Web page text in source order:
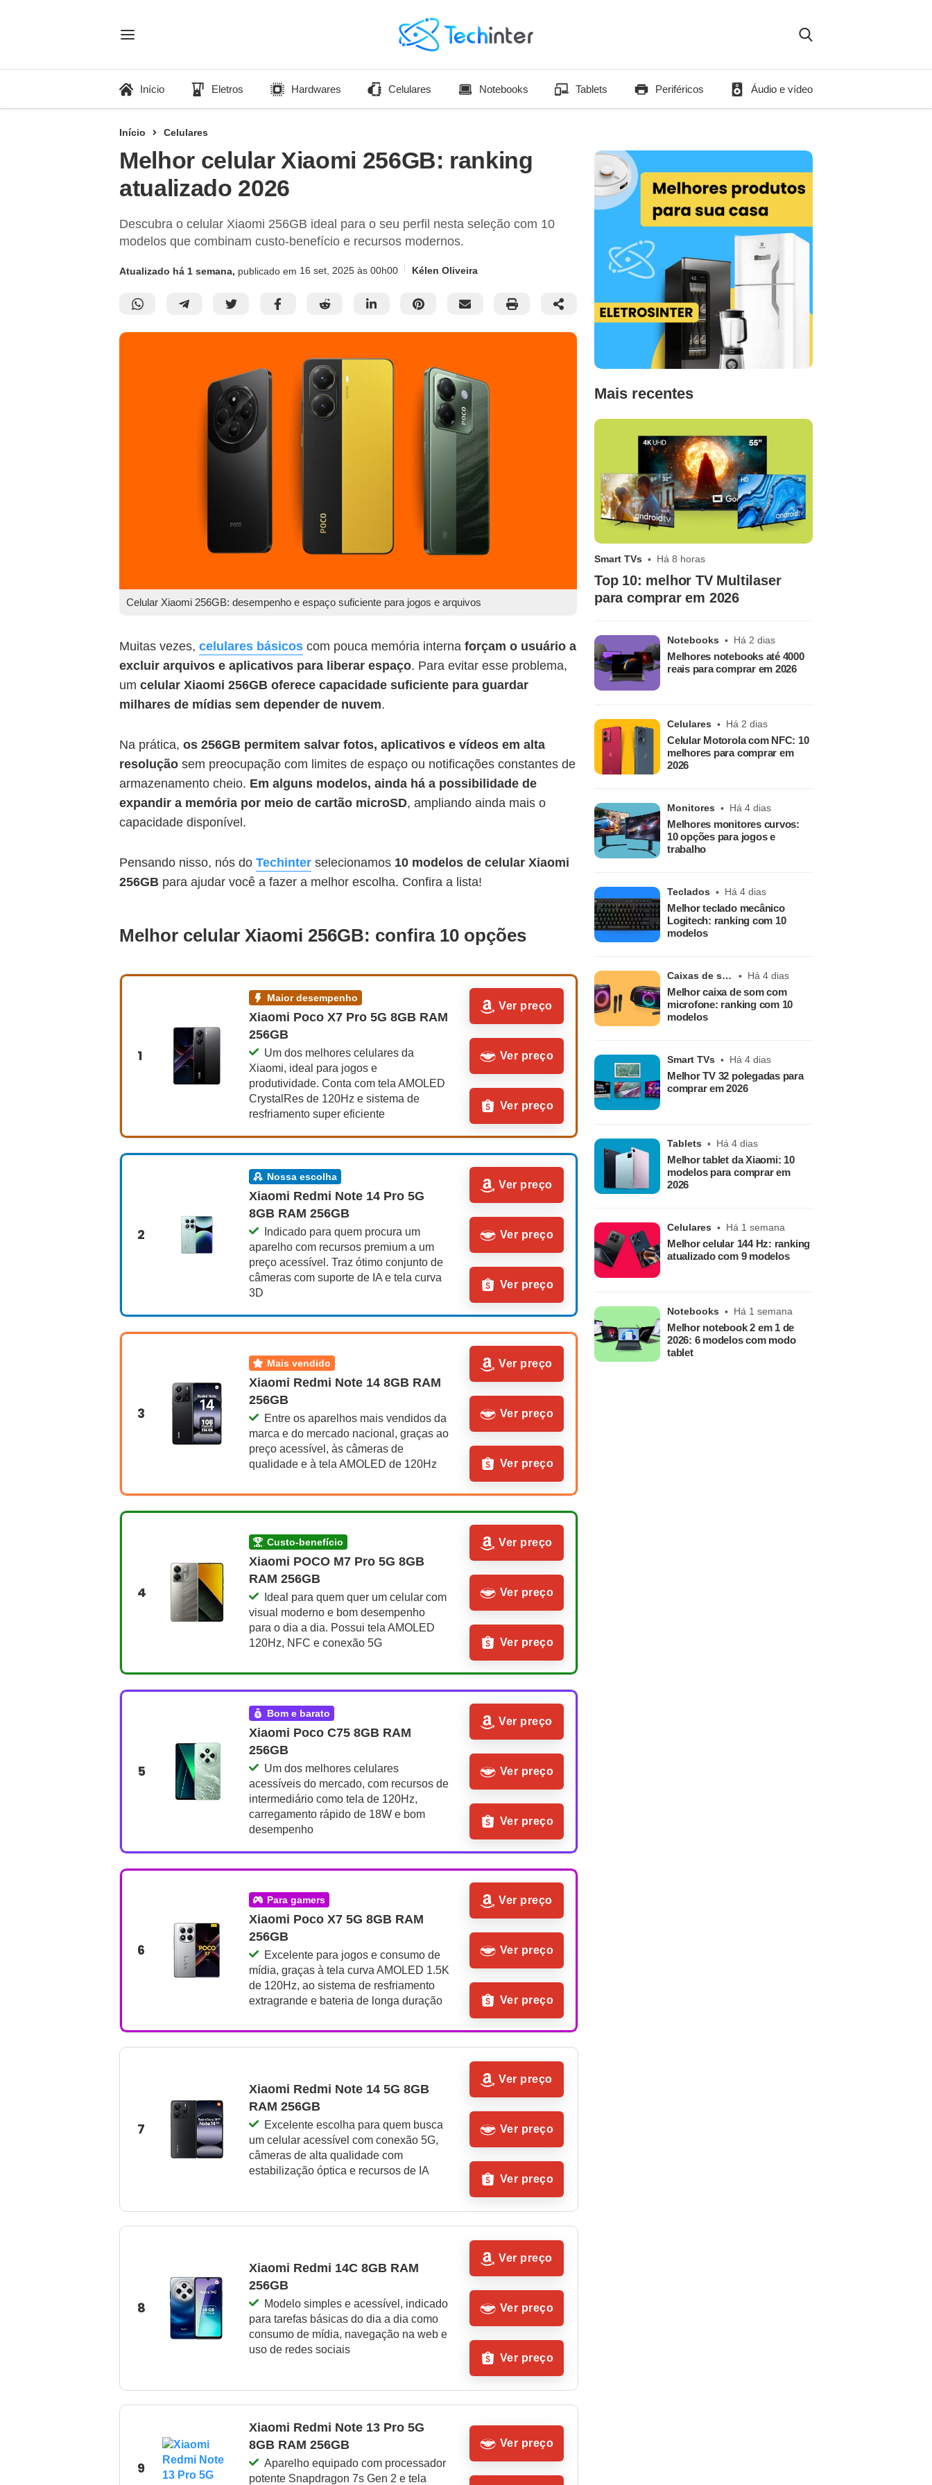
Início Eletros Hardwares Celulares Notebooks Tablets Periféricos Áudio e vídeo
Início Celulares
Melhor celular Xiaomi 256GB: ranking
atualizado 2026
Descubra o celular Xiaomi 256GB ideal para o seu perfil nesta seleção com 10
modelos que combinam custo-benefício e recursos modernos.
Atualizado há 1 semana, publicado em 16 set, 2025 às 00h00 Kélen Oliveira
Celular Xiaomi 256GB: desempenho e espaço suficiente para jogos e arquivos
Muitas vezes, celulares básicos com pouca memória interna forçam o usuário a
excluir arquivos e aplicativos para liberar espaço. Para evitar esse problema,
um celular Xiaomi 256GB oferece capacidade suficiente para guardar
milhares de mídias sem depender de nuvem.
Na prática, os 256GB permitem salvar fotos, aplicativos e vídeos em alta
resolução sem preocupação com limites de espaço ou notificações constantes de
armazenamento cheio. Em alguns modelos, ainda há a possibilidade de
expandir a memória por meio de cartão microSD, ampliando ainda mais o
capacidade disponível.
Pensando nisso, nós do Techinter selecionamos 10 modelos de celular Xiaomi
256GB para ajudar você a fazer a melhor escolha. Confira a lista!
Melhor celular Xiaomi 256GB: confira 10 opções
1
maior desempenho
Xiaomi Poco X7 Pro 5G 8GB RAM
256GB
Um dos melhores celulares da
Xiaomi, ideal para jogos e
produtividade. Conta com tela AMOLED
CrystalRes de 120Hz e sistema de
resfriamento super eficiente
Ver preço
Ver preço
Ver preço
2
nossa escolha
Xiaomi Redmi Note 14 Pro 5G
8GB RAM 256GB
Indicado para quem procura um
aparelho com recursos premium a um
preço acessível. Traz ótimo conjunto de
câmeras com suporte de IA e tela curva
3D
Ver preço
Ver preço
Ver preço
3
mais vendido
Xiaomi Redmi Note 14 8GB RAM
256GB
Entre os aparelhos mais vendidos da
marca e do mercado nacional, graças ao
preço acessível, às câmeras de
qualidade e à tela AMOLED de 120Hz
Ver preço
Ver preço
Ver preço
4
custo-benefício
Xiaomi POCO M7 Pro 5G 8GB
RAM 256GB
Ideal para quem quer um celular com
visual moderno e bom desempenho
para o dia a dia. Possui tela AMOLED
120Hz, NFC e conexão 5G
Ver preço
Ver preço
Ver preço
5
bom e barato
Xiaomi Poco C75 8GB RAM
256GB
Um dos melhores celulares
acessíveis do mercado, com recursos de
intermediário como tela de 120Hz,
carregamento rápido de 18W e bom
desempenho
Ver preço
Ver preço
Ver preço
6
para gamers
Xiaomi Poco X7 5G 8GB RAM
256GB
Excelente para jogos e consumo de
mídia, graças à tela curva AMOLED 1.5K
de 120Hz, ao sistema de resfriamento
extragrande e bateria de longa duração
Ver preço
Ver preço
Ver preço
7
Xiaomi Redmi Note 14 5G 8GB
RAM 256GB
Excelente escolha para quem busca
um celular acessível com conexão 5G,
câmeras de alta qualidade com
estabilização óptica e recursos de IA
Ver preço
Ver preço
Ver preço
8
Xiaomi Redmi 14C 8GB RAM
256GB
Modelo simples e acessível, indicado
para tarefas básicas do dia a dia como
consumo de mídia, navegação na web e
uso de redes sociais
Ver preço
Ver preço
Ver preço
9
Xiaomi Redmi Note 13 Pro 5G
8GB RAM 256GB
Aparelho equipado com processador
potente Snapdragon 7s Gen 2 e tela
Ver preço
Mais recentes
Smart TVs Há 8 horas
Top 10: melhor TV Multilaser
para comprar em 2026
Notebooks Há 2 dias
Melhores notebooks até 4000
reais para comprar em 2026
Celulares Há 2 dias
Celular Motorola com NFC: 10
melhores para comprar em
2026
Monitores Há 4 dias
Melhores monitores curvos:
10 opções para jogos e
trabalho
Teclados Há 4 dias
Melhor teclado mecânico
Logitech: ranking com 10
modelos
Caixas de som Há 4 dias
Melhor caixa de som com
microfone: ranking com 10
modelos
Smart TVs Há 4 dias
Melhor TV 32 polegadas para
comprar em 2026
Tablets Há 4 dias
Melhor tablet da Xiaomi: 10
modelos para comprar em
2026
Celulares Há 1 semana
Melhor celular 144 Hz: ranking
atualizado com 9 modelos
Notebooks Há 1 semana
Melhor notebook 2 em 1 de
2026: 6 modelos com modo
tablet